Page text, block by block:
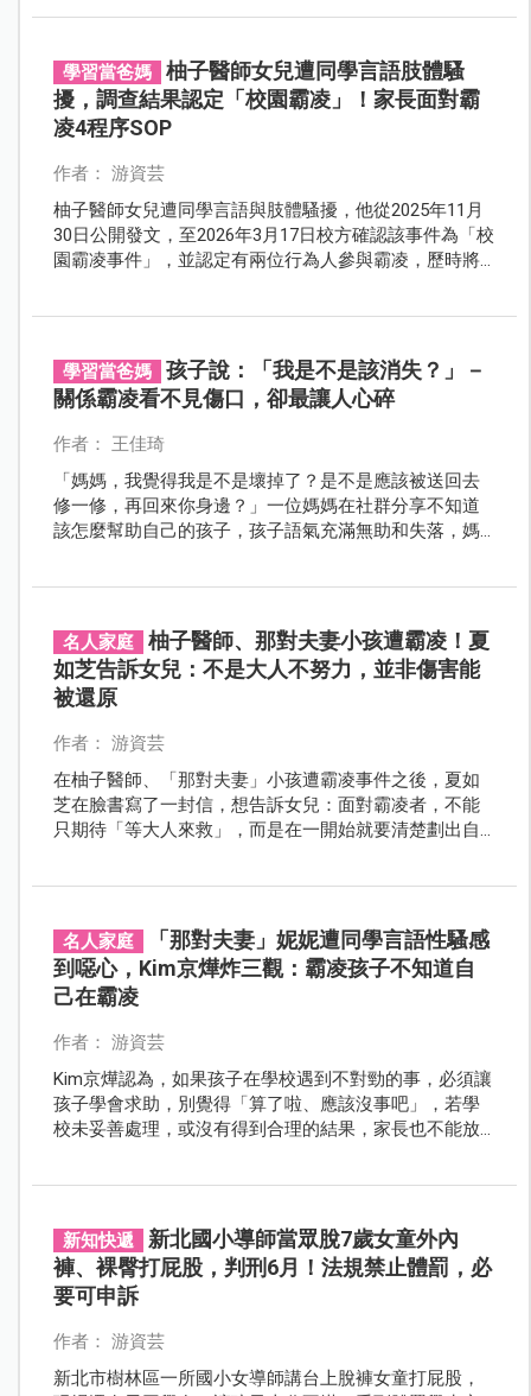
學習當爸媽
柚子醫師女兒遭同學言語肢體騷
擾，調查結果認定「校園霸凌」！家長面對霸
凌4程序SOP
作者： 游資芸
柚子醫師女兒遭同學言語與肢體騷擾，他從2025年11月
30日公開發文，至2026年3月17日校方確認該事件為「校
園霸凌事件」，並認定有兩位行為人參與霸凌，歷時將
學習當爸媽
孩子說：「我是不是該消失？」－
關係霸凌看不見傷口，卻最讓人心碎
作者： 王佳琦
「媽媽，我覺得我是不是壞掉了？是不是應該被送回去
修一修，再回來你身邊？」一位媽媽在社群分享不知道
該怎麼幫助自己的孩子，孩子語氣充滿無助和失落，媽
名人家庭
柚子醫師、那對夫妻小孩遭霸凌！夏
如芝告訴女兒：不是大人不努力，並非傷害能
被還原
作者： 游資芸
在柚子醫師、「那對夫妻」小孩遭霸凌事件之後，夏如
芝在臉書寫了一封信，想告訴女兒：面對霸凌者，不能
只期待「等大人來救」，而是在一開始就要清楚劃出自
名人家庭
「那對夫妻」妮妮遭同學言語性騷感
到噁心，Kim京燁炸三觀：霸凌孩子不知道自
己在霸凌
作者： 游資芸
Kim京燁認為，如果孩子在學校遇到不對勁的事，必須讓
孩子學會求助，別覺得「算了啦、應該沒事吧」，若學
校未妥善處理，或沒有得到合理的結果，家長也不能放
新知快遞
新北國小導師當眾脫7歲女童外內
褲、裸臀打屁股，判刑6月！法規禁止體罰，必
要可申訴
作者： 游資芸
新北市樹林區一所國小女導師講台上脫褲女童打屁股，